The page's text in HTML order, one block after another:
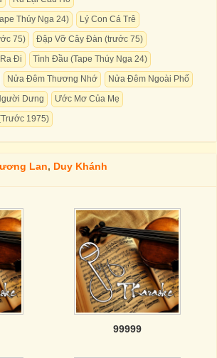
Thúy Nga 24)
Lý Con Cá Trê
75)
Đập Vỡ Cây Đàn (trước 75)
Đi
Tình Đầu (Tape Thúy Nga 24)
Nửa Đêm Thương Nhớ
Nửa Đêm Ngoài Phố
Dưng
Ước Mơ Của Mẹ
1975)
Lan, Duy Khánh
99999